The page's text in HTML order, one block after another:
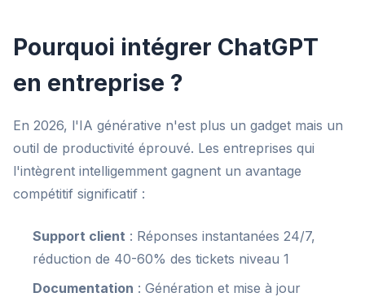
Pourquoi intégrer ChatGPT
en entreprise ?
En 2026, l'IA générative n'est plus un gadget mais un
outil de productivité éprouvé. Les entreprises qui
l'intègrent intelligemment gagnent un avantage
compétitif significatif :
Support client : Réponses instantanées 24/7,
réduction de 40-60% des tickets niveau 1
Documentation : Génération et mise à jour